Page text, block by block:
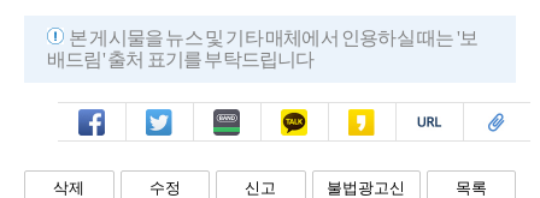
본 게시물을 뉴스 및 기타 매체에서 인용하실 때는 '보
배드림' 출처 표기를 부탁드립니다
페북 트윗 밴드 카톡 카스 복사 스크랩
삭제 수정 신고
불법광고신
목록